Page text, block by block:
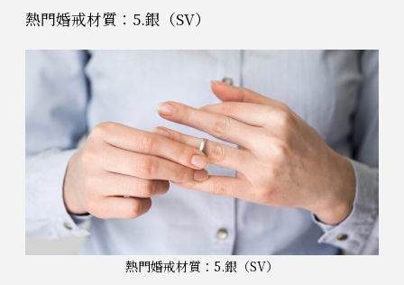
熱門婚戒材質：5.銀（SV）
熱門婚戒材質：5.銀（SV）